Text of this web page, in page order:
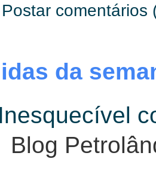
Postar comentários
da
Inesquecível
Blog